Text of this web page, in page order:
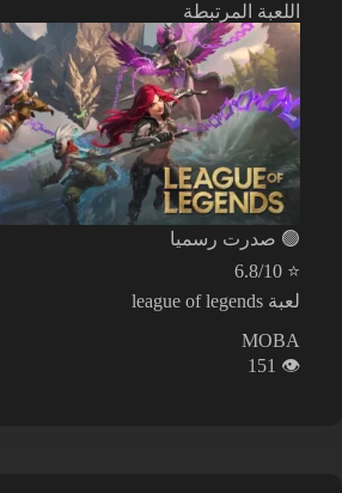
اللعبة المرتبطة
🟢 صدرت رسميا
⭐
6.8/10
لعبة league of legends
MOBA
👁️
151